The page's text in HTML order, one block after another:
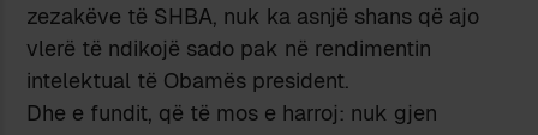
zezakëve të SHBA, nuk ka asnjë shans që ajo
vlerë të ndikojë sado pak në rendimentin
intelektual të Obamës president.
Dhe e fundit, që të mos e harroj: nuk gjen